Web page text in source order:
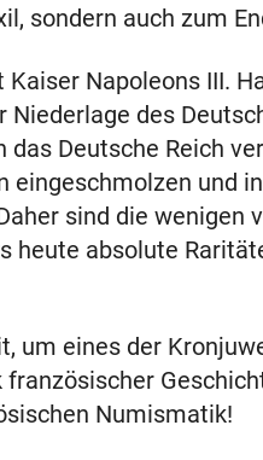
sondern auch zum
Napoleons III.
Niederlage des
das Deutsche Reich
eingeschmolzen und
sind die wenigen
heute absolute
um eines der
Numismatik!